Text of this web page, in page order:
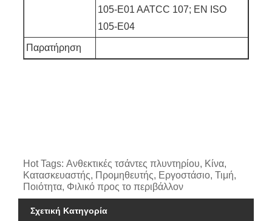
105-E01 AATCC 107; EN ISO
105-E04
Παρατήρηση
Hot Tags: Ανθεκτικές τσάντες πλυντηρίου, Κίνα,
Κατασκευαστής, Προμηθευτής, Εργοστάσιο, Τιμή,
Ποιότητα, Φιλικό προς το περιβάλλον
Σχετική Κατηγορία